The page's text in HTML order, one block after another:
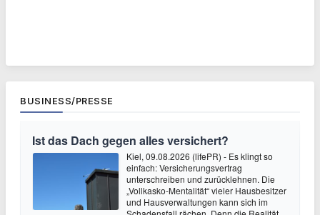
BUSINESS/PRESSE
Ist das Dach gegen alles versichert?
Kiel, 09.08.2026 (lifePR) - Es klingt so
einfach: Versicherungsvertrag
unterschreiben und zurücklehnen. Die
„Vollkasko-Mentalität“ vieler Hausbesitzer
und Hausverwaltungen kann sich im